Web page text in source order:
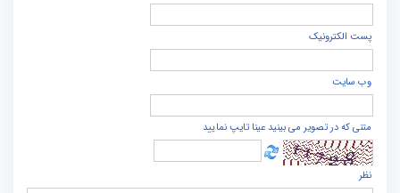
پست الكترونيک
وب سایت
متنی که در تصویر می بینید عینا تایپ نمایید
نظر